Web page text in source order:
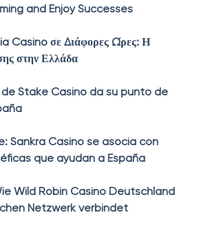
and Enjoy Successes
Casino σε Διάφορες Ώρες: Η
στην Ελλάδα
Stake Casino da su punto de
Sankra Casino se asocia con
que ayudan a España
Wild Robin Casino Deutschland
Netzwerk verbindet